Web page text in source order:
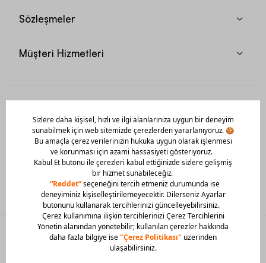
Sözleşmeler
Müşteri Hizmetleri
Mobil Uygulamamızı Hemen İndir!